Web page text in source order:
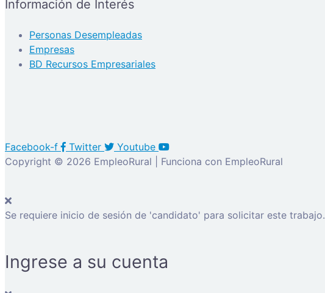
Información de Interés
Personas Desempleadas
Empresas
BD Recursos Empresariales
Facebook-f Twitter
Youtube
Copyright © 2026 EmpleoRural | Funciona con EmpleoRural
Se requiere inicio de sesión de 'candidato' para solicitar este trabajo.
Ingrese a su cuenta